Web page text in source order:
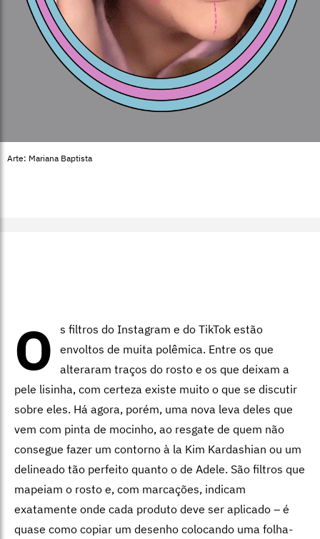
Arte: Mariana Baptista
O
s filtros do Instagram e do TikTok estão
envoltos de muita polêmica. Entre os que
alteraram traços do rosto e os que deixam a
pele lisinha, com certeza existe muito o que se discutir
sobre eles. Há agora, porém, uma nova leva deles que
vem com pinta de mocinho, ao resgate de quem não
consegue fazer um contorno à la Kim Kardashian ou um
delineado tão perfeito quanto o de Adele. São filtros que
mapeiam o rosto e, com marcações, indicam
exatamente onde cada produto deve ser aplicado – é
quase como copiar um desenho colocando uma folha-